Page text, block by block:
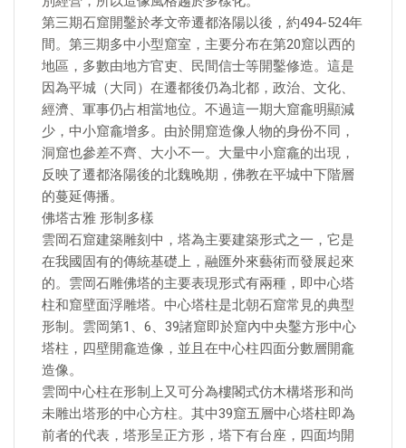
第三期石窟開鑿於孝文帝遷都洛陽以後，約494-524年
間。第三期多中小型窟室，主要分布在第20窟以西的
地區，多數由地方官吏、民間信士等開鑿修造。這是
因為平城（大同）在遷都後仍為北都，政治、文化、
經濟、軍事仍占相當地位。不過這一期大窟龕明顯減
少，中小窟龕增多。由於開窟造像人物的身份不同，
洞窟也參差不齊、大小不一。大量中小窟龕的出現，
反映了遷都洛陽後的北魏晚期，佛教在平城中下階層
的蔓延傳播。
佛塔古雅 形制多樣
雲岡石窟建築雕刻中，塔為主要建築形式之一，它是
在我國固有的傳統基礎上，融匯外來藝術而發展起來
的。雲岡石雕佛塔的主要表現形式有兩種，即中心塔
柱和窟壁面浮雕塔。中心塔柱是北朝石窟常見的典型
形制。雲岡第1、6、39諸窟即於窟內中央鑿方形中心
塔柱，四壁開龕造像，並且在中心柱四面分數層開龕
造像。
雲岡中心柱在形制上又可分為樓閣式仿木構塔形和尚
未雕出塔形的中心方柱。其中39窟五層中心塔柱即為
前者的代表，塔形呈正方形，塔下有台座，四面均開